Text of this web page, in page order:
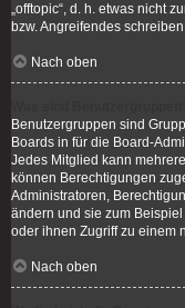
„offtopic“, d. h. etwas nicht
bzw. Angreifendes
Nach oben
Benutzergruppen sind
Boards in für die Board-
Jedes Mitglied kann
können Berechtigungen
Administratoren,
ändern und sie zum
oder ihnen Zugriff zu einem
Nach oben